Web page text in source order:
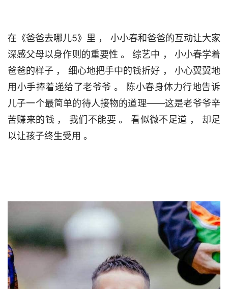
在《爸爸去哪儿5》里 ， 小小春和爸爸的互动让大家
深感父母以身作则的重要性 。 综艺中 ， 小小春学着
爸爸的样子 ， 细心地把手中的钱折好 ， 小心翼翼地
用小手捧着递给了老爷爷 。 陈小春身体力行地告诉
儿子一个最简单的待人接物的道理——这是老爷爷辛
苦赚来的钱 ， 我们不能要 。 看似微不足道 ， 却足
以让孩子终生受用 。